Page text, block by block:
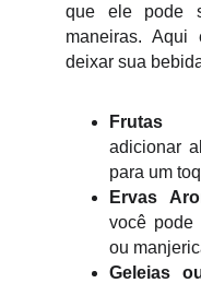
que ele pode
maneiras. Aqui
deixar sua
Frutas
adicionar
para um
Ervas
você pode
ou
Geleias